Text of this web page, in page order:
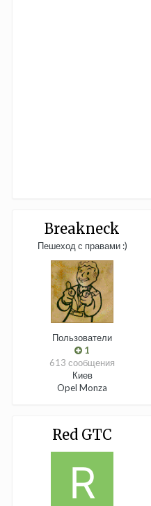
Breakneck
Пешеход с правами :)
Пользователи
1
613 сообщения
Киев
Opel Monza
Red GTC